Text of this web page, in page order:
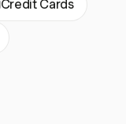
Credit Cards